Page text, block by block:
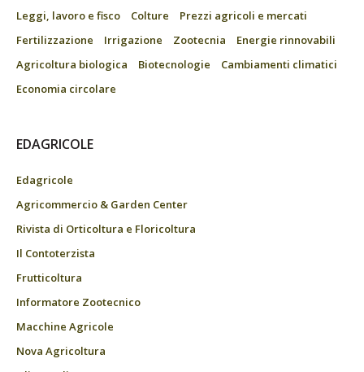
Leggi, lavoro e fisco
Colture
Prezzi agricoli e mercati
Fertilizzazione
Irrigazione Zootecnia
Energie rinnovabili
Agricoltura biologica
Biotecnologie
Cambiamenti climatici
Economia circolare
EDAGRICOLE
Edagricole
Agricommercio & Garden Center
Rivista di Orticoltura e Floricoltura
Il Contoterzista
Frutticoltura
Informatore Zootecnico
Macchine Agricole
Nova Agricoltura